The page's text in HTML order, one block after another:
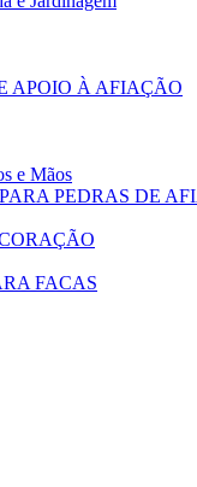
APOIO À AFIAÇÃO
e Mãos
PEDRAS DE
FACAS